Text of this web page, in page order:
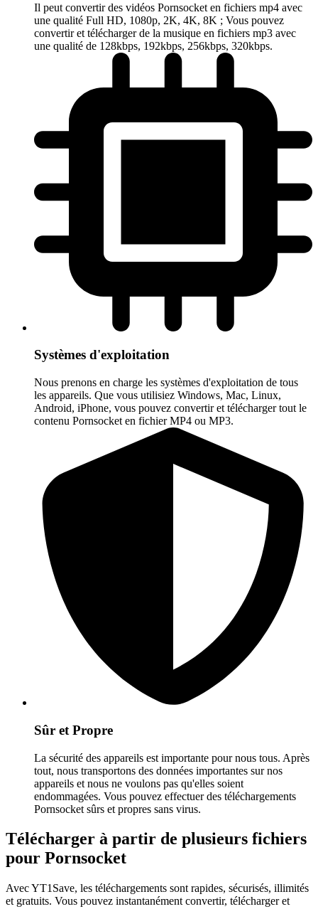
Il peut convertir des vidéos Pornsocket en fichiers mp4 avec
une qualité Full HD, 1080p, 2K, 4K, 8K ; Vous pouvez
convertir et télécharger de la musique en fichiers mp3 avec
une qualité de 128kbps, 192kbps, 256kbps, 320kbps.
Systèmes d'exploitation
Nous prenons en charge les systèmes d'exploitation de tous
les appareils. Que vous utilisiez Windows, Mac, Linux,
Android, iPhone, vous pouvez convertir et télécharger tout le
contenu Pornsocket en fichier MP4 ou MP3.
Sûr et Propre
La sécurité des appareils est importante pour nous tous. Après
tout, nous transportons des données importantes sur nos
appareils et nous ne voulons pas qu'elles soient
endommagées. Vous pouvez effectuer des téléchargements
Pornsocket sûrs et propres sans virus.
Télécharger à partir de plusieurs fichiers
pour Pornsocket
Avec YT1Save, les téléchargements sont rapides, sécurisés, illimités
et gratuits. Vous pouvez instantanément convertir, télécharger et